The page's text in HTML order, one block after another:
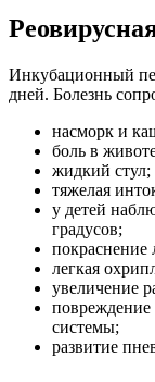
Инкубационный
дней. Болезнь
насморк и
боль в
жидкий стул;
тяжелая
у детей
градусов;
покраснение
легкая
увеличение
повреждение
системы;
развитие